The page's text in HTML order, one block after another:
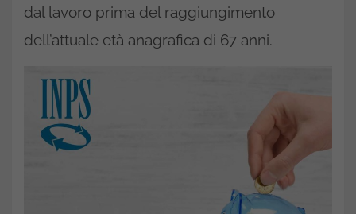
dal lavoro prima del raggiungimento
dell’attuale età anagrafica di 67 anni.